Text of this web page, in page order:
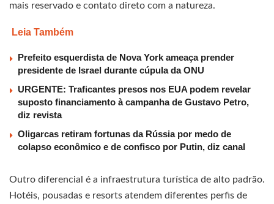
mais reservado e contato direto com a natureza.
Leia Também
Prefeito esquerdista de Nova York ameaça prender
presidente de Israel durante cúpula da ONU
URGENTE: Traficantes presos nos EUA podem revelar
suposto financiamento à campanha de Gustavo Petro,
diz revista
Oligarcas retiram fortunas da Rússia por medo de
colapso econômico e de confisco por Putin, diz canal
Outro diferencial é a infraestrutura turística de alto padrão.
Hotéis, pousadas e resorts atendem diferentes perfis de